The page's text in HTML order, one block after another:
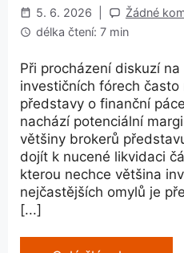
5. 6. 2026 Žádné
délka čtení: 7 min
Při procházení diskuzí
investičních fórech často
představy o finanční
nachází potenciální
většiny brokerů
dojít k nucené likvidaci
kterou nechce většina
nejčastějších omylů je
[...]